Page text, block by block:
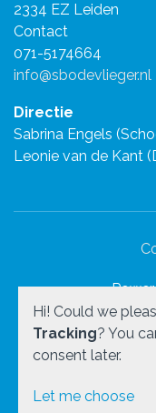
2334 EZ Leiden
Contact
071-5174664
info@sbodevlieger.nl
Directie
Sabrina Engels
Leonie van de Kant
Hi! Could we
Tracking? You
consent later.
Let me choose